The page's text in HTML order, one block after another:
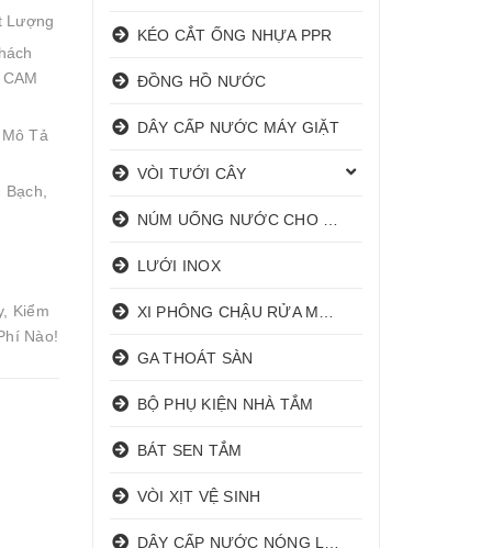
Lượng
Tả
Kiểm
Nào!
KÉO CẮT ỐNG NHỰA PPR
ĐỒNG HỒ NƯỚC
DÂY CẤP NƯỚC MÁY GIẶT
VÒI TƯỚI CÂY
LƯỚI INOX
GA THOÁT SÀN
BỘ PHỤ KIỆN NHÀ TẮM
BÁT SEN TẮM
VÒI XỊT VỆ SINH